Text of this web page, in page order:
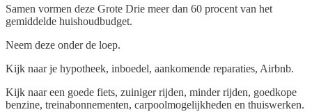
Samen vormen deze Grote Drie meer dan 60 procent van het
gemiddelde huishoudbudget.
Neem deze onder de loep.
Kijk naar je hypotheek, inboedel, aankomende reparaties, Airbnb.
Kijk naar een goede fiets, zuiniger rijden, minder rijden, goedkope
benzine, treinabonnementen, carpoolmogelijkheden en thuiswerken.